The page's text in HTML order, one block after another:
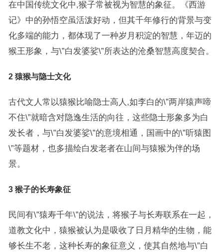
在中国传统文化中,猴子常被视为智慧的象征。《西游
记》中的孙悟空虽活泼好动，但其千年修行的背景与变
化多端的能力，都体现了一种岁月积淀的智慧，年迈的
猴王形象，与\”白发婆娑\”所表达的沧桑智慧高度契合。
2 猿猴与隐士文化
古代文人常以猿猴比喻隐士高人,如李白的\”两岸猿声啼
不住\”就暗含对隐逸生活的向往，这些隐士形象多为白
发长者，与\”白发婆娑\”的意境相通，国画中的\”听猿图
\”等题材，也多描绘白发老者在山间与猿猴为伴的场
景。
3 猴子的长寿象征
民间有\”猿寿千年\”的说法，将猴子与长寿联系在一起，
道教文化中，猿猴被认为是吸收了日月精华的生物，能
够长生不老，这种长寿的象征意义，使其自然地与\”白